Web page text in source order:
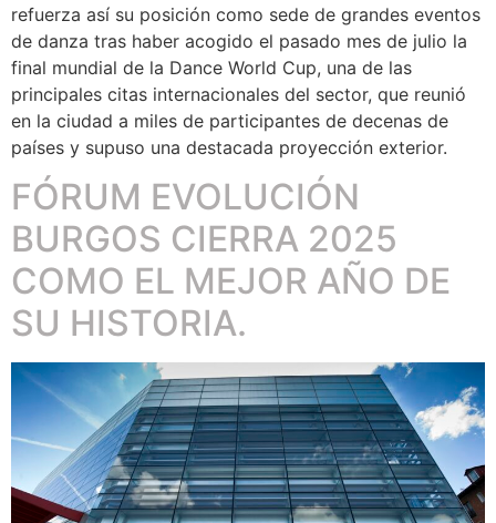
refuerza así su posición como sede de grandes eventos
de danza tras haber acogido el pasado mes de julio la
final mundial de la Dance World Cup, una de las
principales citas internacionales del sector, que reunió
en la ciudad a miles de participantes de decenas de
países y supuso una destacada proyección exterior.
FÓRUM EVOLUCIÓN
BURGOS CIERRA 2025
COMO EL MEJOR AÑO DE
SU HISTORIA.